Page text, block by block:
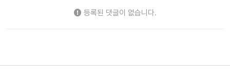
등록된 댓글이 없습니다.